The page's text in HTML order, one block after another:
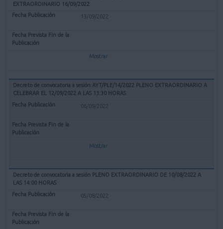
EXTRAORDINARIO 16/09/2022
13/09/2022
Mostrar
Decreto de convocatoria a sesión AYT/PLE/14/2022 PLENO EXTRAORDINARIO A
CELEBRAR EL 12/09/2022 A LAS 13:30 HORAS
06/09/2022
Mostrar
Decreto de convocatoria a sesión PLENO EXTRAORDINARIO DE 10/08/2022 A
LAS 14:00 HORAS
05/08/2022